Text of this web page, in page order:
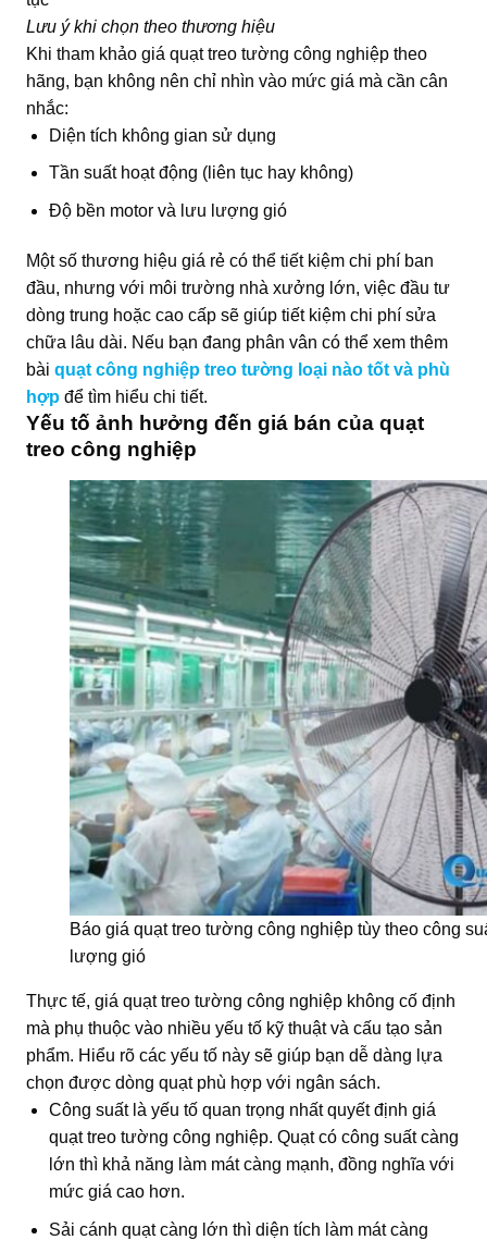
Lưu ý khi chọn theo thương hiệu
Khi tham khảo giá quạt treo tường công nghiệp theo
hãng, bạn không nên chỉ nhìn vào mức giá mà cần cân
nhắc:
Diện tích không gian sử dụng
Tần suất hoạt động (liên tục hay không)
Độ bền motor và lưu lượng gió
Một số thương hiệu giá rẻ có thể tiết kiệm chi phí ban
đầu, nhưng với môi trường nhà xưởng lớn, việc đầu tư
dòng trung hoặc cao cấp sẽ giúp tiết kiệm chi phí sửa
chữa lâu dài. Nếu bạn đang phân vân có thể xem thêm
bài quạt công nghiệp treo tường loại nào tốt và phù
hợp để tìm hiểu chi tiết.
Yếu tố ảnh hưởng đến giá bán của quạt
treo công nghiệp
Báo giá quạt treo tường công nghiệp tùy theo công
lượng gió
Thực tế, giá quạt treo tường công nghiệp không cố định
mà phụ thuộc vào nhiều yếu tố kỹ thuật và cấu tạo sản
phẩm. Hiểu rõ các yếu tố này sẽ giúp bạn dễ dàng lựa
chọn được dòng quạt phù hợp với ngân sách.
Công suất là yếu tố quan trọng nhất quyết định giá
quạt treo tường công nghiệp. Quạt có công suất càng
lớn thì khả năng làm mát càng mạnh, đồng nghĩa với
mức giá cao hơn.
Sải cánh quạt càng lớn thì diện tích làm mát càng